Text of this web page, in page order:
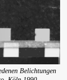
Belichtungen